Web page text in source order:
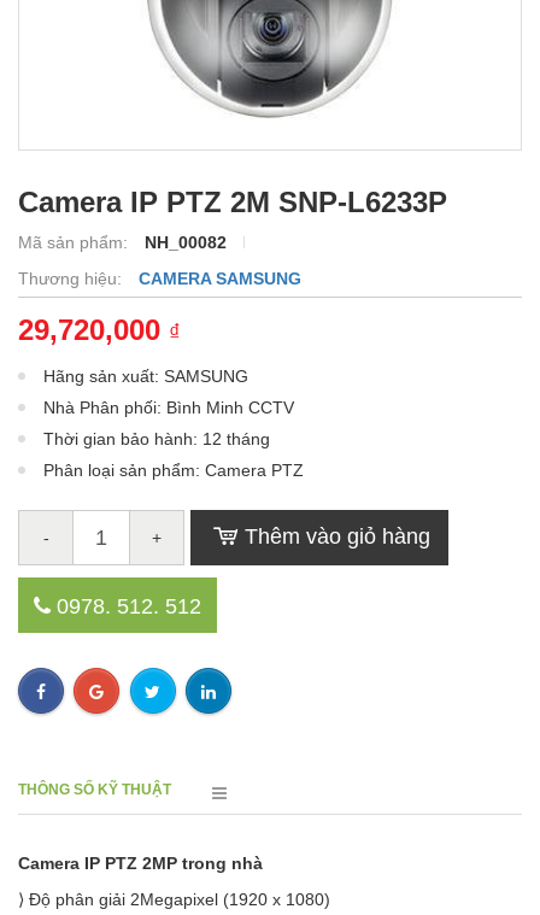
Camera IP PTZ 2M SNP-L6233P
Mã sản phẩm:
NH_00082
Thương hiệu:
CAMERA SAMSUNG
29,720,000 ₫
Hãng sản xuất: SAMSUNG
Nhà Phân phối: Bình Minh CCTV
Thời gian bảo hành: 12 tháng
Phân loại sản phẩm: Camera PTZ
- + Thêm vào giỏ hàng
0978. 512. 512
THÔNG SỐ KỸ THUẬT
Camera IP PTZ 2MP trong nhà
⟩ Độ phân giải 2Megapixel (1920 x 1080)